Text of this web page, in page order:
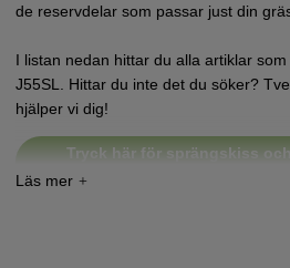
de reservdelar som passar just din
I listan nedan hittar du alla artiklar
J55SL. Hittar du inte det du söker?
hjälper vi dig!
Tryck här för sprängskiss